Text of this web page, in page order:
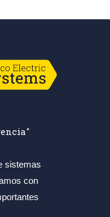
sistemas
con